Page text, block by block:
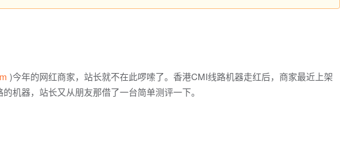
)今年的网红商家，站长就不在此啰嗦了。香港CMI线路机器走红后，商家最近上架
机器，站长又从朋友那借了一台简单测评一下。